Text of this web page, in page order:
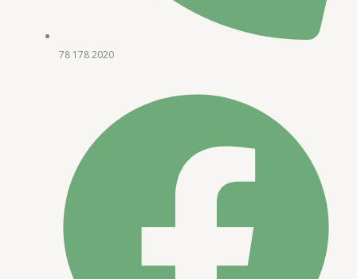
78 178 2020